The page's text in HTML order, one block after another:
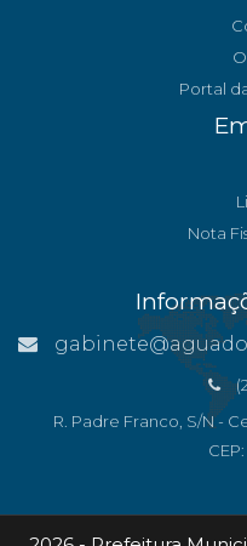
Portal
Nota
R. Padre Franco, S/N -